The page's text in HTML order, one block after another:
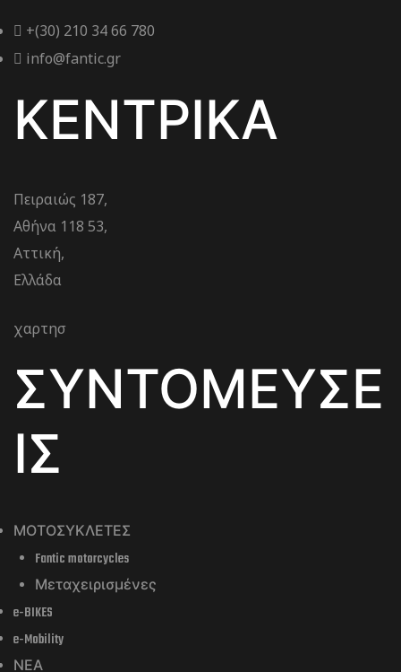
+(30) 210 34 66 780
info@fantic.gr
ΚΕΝΤΡΙΚΑ
Πειραιώς 187,
Αθήνα 118 53,
Αττική,
Ελλάδα
χαρτησ
ΣΥΝΤΟΜΕΥΣΕ
ΙΣ
ΜΟΤΟΣΥΚΛΕΤΕΣ
Fantic motorcycles
Μεταχειρισμένες
e-BIKES
e-Mobility
ΝΕΑ